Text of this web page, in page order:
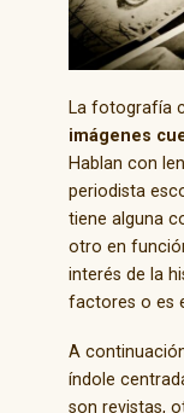
La fotografía
imágenes
Hablan con
periodista
tiene alguna
otro en
interés de la
factores o es
A
índole
son revistas,